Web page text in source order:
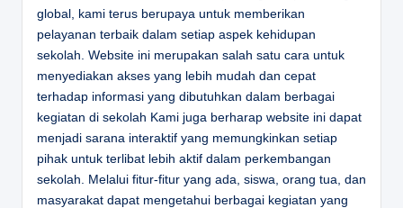
global, kami terus berupaya untuk memberikan
pelayanan terbaik dalam setiap aspek kehidupan
sekolah. Website ini merupakan salah satu cara untuk
menyediakan akses yang lebih mudah dan cepat
terhadap informasi yang dibutuhkan dalam berbagai
kegiatan di sekolah Kami juga berharap website ini dapat
menjadi sarana interaktif yang memungkinkan setiap
pihak untuk terlibat lebih aktif dalam perkembangan
sekolah. Melalui fitur-fitur yang ada, siswa, orang tua, dan
masyarakat dapat mengetahui berbagai kegiatan yang